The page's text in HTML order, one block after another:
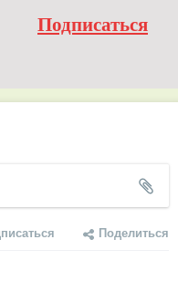
Подписаться
Поделиться